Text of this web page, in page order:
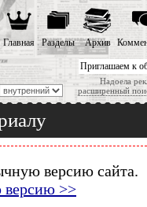
Приглашаем к
Надоела
расширенный
Главная Разделы Архив
версию сайта.
версию >>